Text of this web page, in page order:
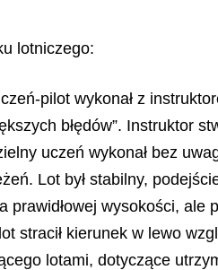
lotniczego:
pilot wykonał z
błędów”. Instruktor
uczeń wykonał bez
Lot był stabilny,
prawidłowej wysokości, ale
stracił kierunek w lewo
lotami, dotyczące